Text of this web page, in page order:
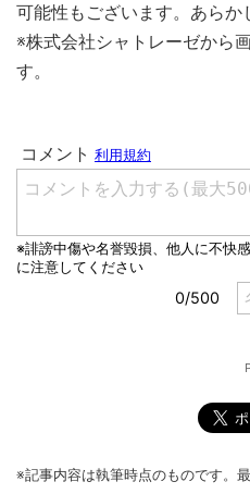
可能性もございます。あらか
※株式会社シャトレーゼから
す。
※記事内容は執筆時点のものです。